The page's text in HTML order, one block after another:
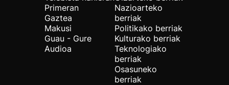
Primeran
Gaztea
Makusi
Guau - Gure
Audioa
Nazioarteko
berriak
Politikako berriak
Kulturako berriak
Teknologiako
berriak
Osasuneko
berriak